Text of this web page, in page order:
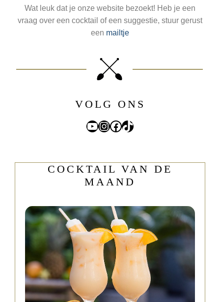
Wat leuk dat je onze website bezoekt! Heb je een
vraag over een cocktail of een suggestie, stuur gerust
een mailtje
VOLG ONS
YouTube
Instagram
Facebook
TikTok
COCKTAIL VAN DE
MAAND